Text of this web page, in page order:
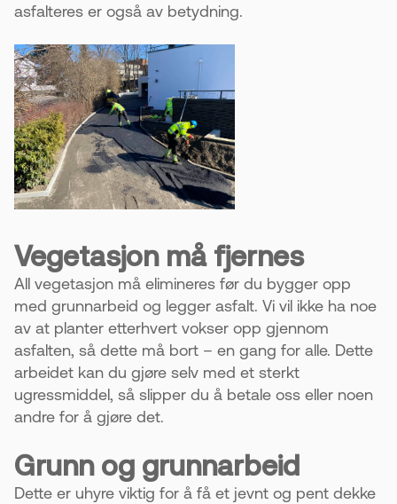
asfalteres er også av betydning.
Vegetasjon må fjernes
All vegetasjon må elimineres før du bygger opp
med grunnarbeid og legger asfalt. Vi vil ikke ha noe
av at planter etterhvert vokser opp gjennom
asfalten, så dette må bort – en gang for alle. Dette
arbeidet kan du gjøre selv med et sterkt
ugressmiddel, så slipper du å betale oss eller noen
andre for å gjøre det.
Grunn og grunnarbeid
Dette er uhyre viktig for å få et jevnt og pent dekke